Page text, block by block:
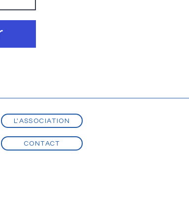
L'ASSOCIATION
CONTACT